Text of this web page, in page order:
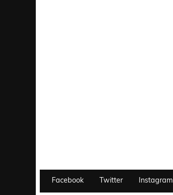
Facebook Twitter Instagram